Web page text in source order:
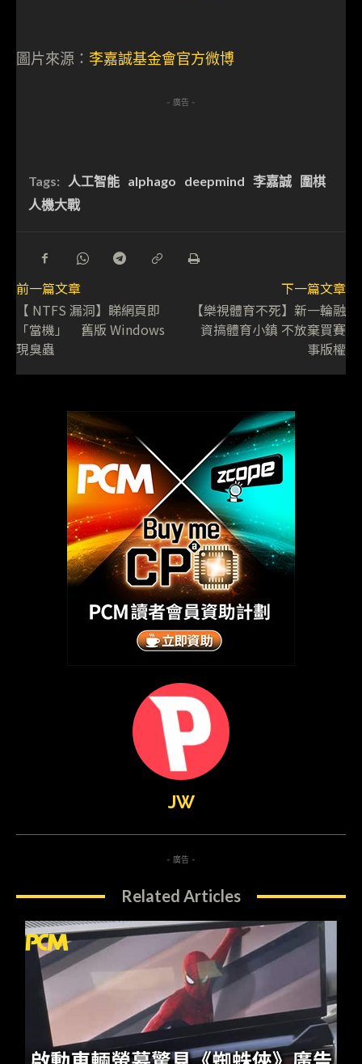
圖片來源： 李嘉誠基金會官方微博
- 廣告 -
Tags: 人工智能 alphago deepmind 李嘉誠
圍棋
人機大戰
前一篇文章
【 NTFS 漏洞】睇網頁即
「當機」 舊版 Windows
現臭蟲
下一篇文章
【樂視體育不死】新一輪融
資搞體育小鎮 不放棄買賽
事版權
JW
- 廣告 -
Related Articles